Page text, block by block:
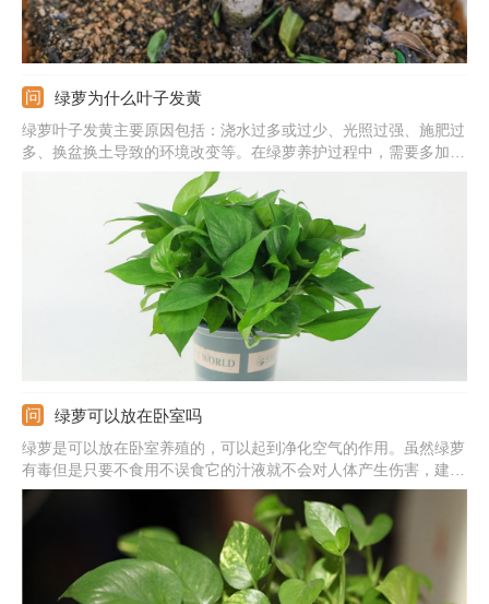
绿萝为什么叶子发黄
绿萝叶子发黄主要原因包括：浇水过多或过少、光照过强、施肥过
多、换盆换土导致的环境改变等。在绿萝养护过程中，需要多加观
察，发现叶片发黄及时找出对应原因并作出处理。
绿萝可以放在卧室吗
绿萝是可以放在卧室养殖的，可以起到净化空气的作用。虽然绿萝
有毒但是只要不食用不误食它的汁液就不会对人体产生伤害，建议
晚上不要放在卧室养殖，因为呼吸作用会生成二氧化碳。